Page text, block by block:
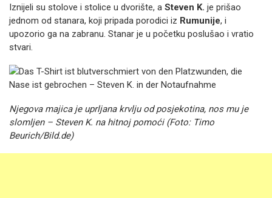
Iznijeli su stolove i stolice u dvorište, a Steven K. je prišao
jednom od stanara, koji pripada porodici iz Rumunije, i
upozorio ga na zabranu. Stanar je u početku poslušao i vratio
stvari.
Njegova majica je uprljana krvlju od posjekotina, nos mu je
slomljen – Steven K. na hitnoj pomoći (Foto: Timo
Beurich/Bild.de)